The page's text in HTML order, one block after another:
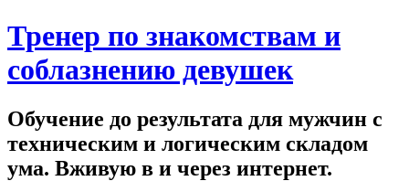
Тренер по знакомствам и
соблазнению девушек
Обучение до результата для мужчин с
техническим и логическим складом
ума. Вживую в и через интернет.